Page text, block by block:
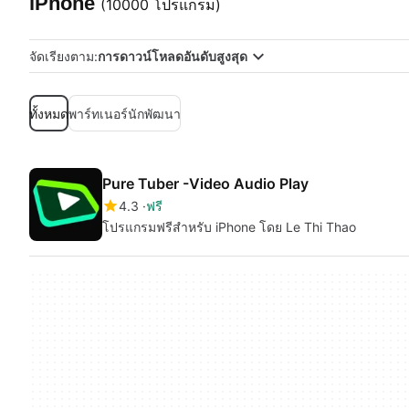
(10000 โปรแกรม)
จัดเรียงตาม:การดาวน์โหลดอันดับสูงสุด
ทั้งหมดพาร์ทเนอร์นักพัฒนา
Pure Tuber -Video Audio Play
4.3 ฟรี
โปรแกรมฟรีสำหรับ iPhone โดย Le Thi Thao